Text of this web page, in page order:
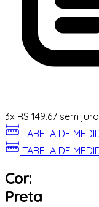
3x R$ 149,67 sem
TABELA DE
TABELA DE
Cor:
Preta